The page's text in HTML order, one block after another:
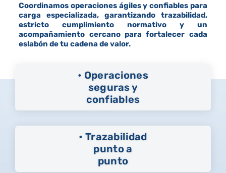
Coordinamos operaciones ágiles y confiables para
carga especializada, garantizando trazabilidad,
estricto cumplimiento normativo y un
acompañamiento cercano para fortalecer cada
eslabón de tu cadena de valor.
• Operaciones
seguras y
confiables
• Trazabilidad
punto a
punto